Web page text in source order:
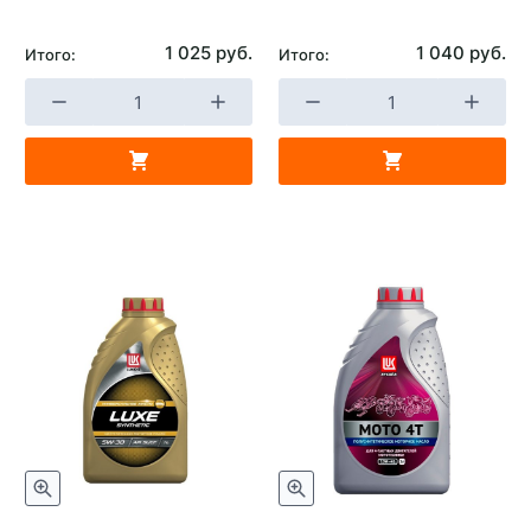
Итого: 1 025 руб. Итого: 1 040 руб.